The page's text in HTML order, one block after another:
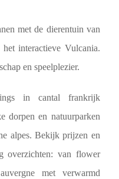
met de dierentuin van
interactieve Vulcania.
en speelplezier.
in cantal frankrijk
dorpen en natuurparken
alpes. Bekijk prijzen en
overzichten: van flower
met verwarmd